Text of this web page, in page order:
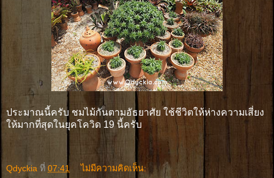
ประมาณนี้ครับ ชมไม้กันตามอัธยาศัย ใช้ชีวิตให้ห่างความเสี่ยง
ให้มากที่สุดในยุคโควิด 19 นี้ครับ
Qdyckia ที่ 07:41 ไม่มีความคิดเห็น: